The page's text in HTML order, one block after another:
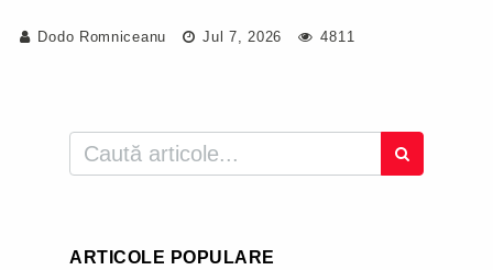
Dodo Romniceanu Jul 7, 2026 4811
ARTICOLE POPULARE